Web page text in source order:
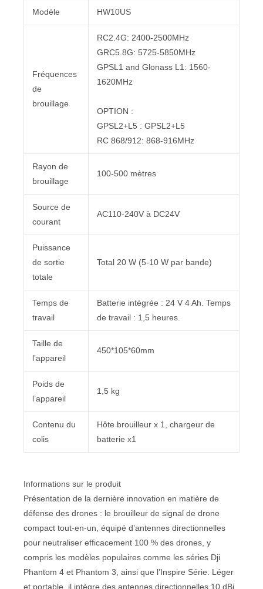
Modèle HW10US
Fréquences
de
brouillage
RC2.4G: 2400-2500MHz
GRC5.8G: 5725-5850MHz
GPSL1 and Glonass L1: 1560-
1620MHz
OPTION :
GPSL2+L5 : GPSL2+L5
RC 868/912: 868-916MHz
Rayon de
brouillage
100-500 mètres
Source de
courant
AC110-240V à DC24V
Puissance
de sortie
totale
Total 20 W (5-10 W par bande)
Temps de
travail
Batterie intégrée : 24 V 4 Ah. Temps
de travail : 1,5 heures.
Taille de
l’appareil
450*105*60mm
Poids de
l’appareil
1,5 kg
Contenu du
colis
Hôte brouilleur x 1, chargeur de
batterie x1
Informations sur le produit
Présentation de la dernière innovation en matière de
défense des drones : le brouilleur de signal de drone
compact tout-en-un, équipé d’antennes directionnelles
pour neutraliser efficacement 100 % des drones, y
compris les modèles populaires comme les séries Dji
Phantom 4 et Phantom 3, ainsi que l’Inspire Série. Léger
et portable, il intègre des antennes directionnelles 10 dBi